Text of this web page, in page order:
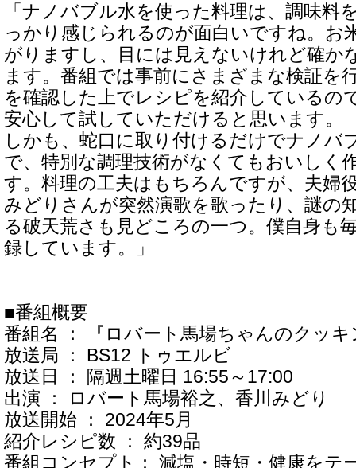
「ナノバブル水を使った料理は、調味料
っかり感じられるのが面白いですね。お
がりますし、目には見えないけれど確か
ます。番組では事前にさまざまな検証を
を確認した上でレシピを紹介しているの
安心して試していただけると思います。
しかも、蛇口に取り付けるだけでナノバ
で、特別な調理技術がなくてもおいしく
す。料理の工夫はもちろんですが、夫婦
みどりさんが突然演歌を歌ったり、謎の
る破天荒さも見どころの一つ。僕自身も
録しています。」
■番組概要
番組名 ： 『ロバート馬場ちゃんのクッキ
放送局 ： BS12 トゥエルビ
放送日 ： 隔週土曜日 16:55～17:00
出演 ： ロバート馬場裕之、香川みどり
放送開始 ： 2024年5月
紹介レシピ数 ： 約39品
番組コンセプト： 減塩・時短・健康をテ